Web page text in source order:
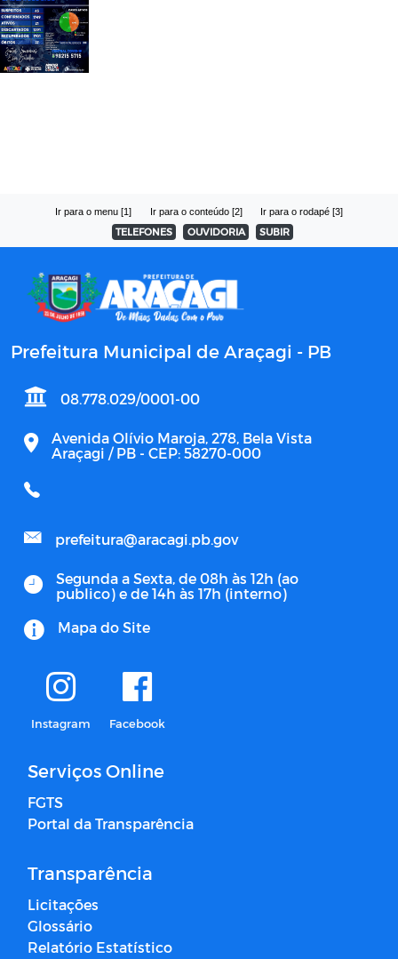
Ir para o menu [1] Ir para o conteúdo [2] Ir para o rodapé [3]
TELEFONES OUVIDORIA SUBIR
Prefeitura Municipal de Araçagi - PB
08.778.029/0001-00
Avenida Olívio Maroja, 278, Bela Vista
Araçagi / PB - CEP: 58270-000
prefeitura@aracagi.pb.gov
Segunda a Sexta, de 08h às 12h (ao
publico) e de 14h às 17h (interno)
Mapa do Site
Instagram Facebook
Serviços Online
FGTS
Portal da Transparência
Transparência
Licitações
Glossário
Relatório Estatístico